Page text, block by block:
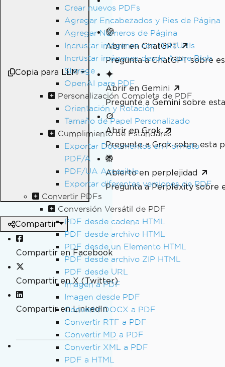
Crear nuevos PDFs
Agregar Encabezados y Pies de Página
Agregar Números de Página
Incrustar imágenes con DataURIs
Incrustar imágenes desde Azure Blob
Storage
OpenAI para PDF
Personalización Completa de PDF
Orientación y Rotación
Tamaño de Papel Personalizado
Cumplimiento de Estándares
Exportar Documentos en Formato
PDF/A
PDF/UA Accesible
Exportar diferentes versiones de PDF
Convertir PDFs
Conversión Versátil de PDF
PDF desde cadena HTML
PDF desde archivo HTML
PDF desde un Elemento HTML
PDF desde archivo ZIP HTML
PDF desde URL
Imagen a PDF
Imagen desde PDF
Convertir DOCX a PDF
Convertir RTF a PDF
Convertir MD a PDF
Convertir XML a PDF
PDF a HTML
Copia para LLM
Abrir en ChatGPT
Pregunta a ChatGPT sobre
Abrir en Gemini
Pregunte a Gemini sobre
Abrir en Grok
Pregunte a Grok sobre esta
Abierto en perplejidad
Pregunta a Perplexity sobre
Compartir
Compartir en Facebook
Compartir en X (Twitter)
Compartir en LinkedIn